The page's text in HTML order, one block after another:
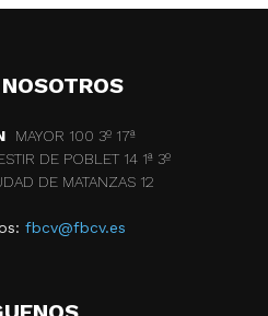
MAYOR 100 3º 17ª
DE POBLET 14 1ª 3º
DE MATANZAS 12
fbcv@fbcv.es